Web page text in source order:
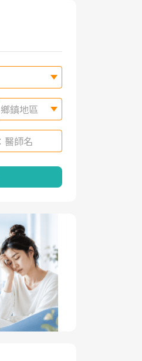
鄉鎮地區